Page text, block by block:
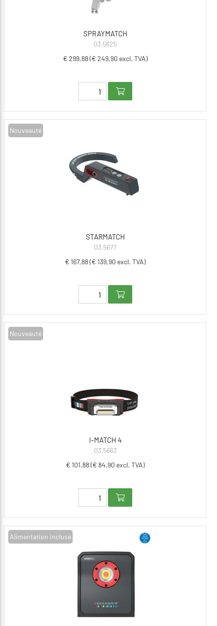
SPRAYMATCH
03.5625
€ 299,88 (€ 249,90 excl. TVA)
Nouveauté
STARMATCH
03.5677
€ 167,88 (€ 139,90 excl. TVA)
Nouveauté
I-MATCH 4
03.5663
€ 101,88 (€ 84,90 excl. TVA)
Alimentation incluse